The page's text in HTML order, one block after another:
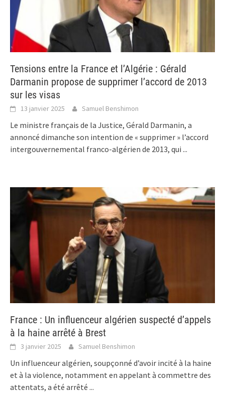
Tensions entre la France et l’Algérie : Gérald
Darmanin propose de supprimer l’accord de 2013
sur les visas
13 janvier 2025 Samuel Benshimon
Le ministre français de la Justice, Gérald Darmanin, a
annoncé dimanche son intention de « supprimer » l’accord
intergouvernemental franco-algérien de 2013, qui ...
France : Un influenceur algérien suspecté d’appels
à la haine arrêté à Brest
3 janvier 2025 Samuel Benshimon
Un influenceur algérien, soupçonné d’avoir incité à la haine
et à la violence, notamment en appelant à commettre des
attentats, a été arrêté ...